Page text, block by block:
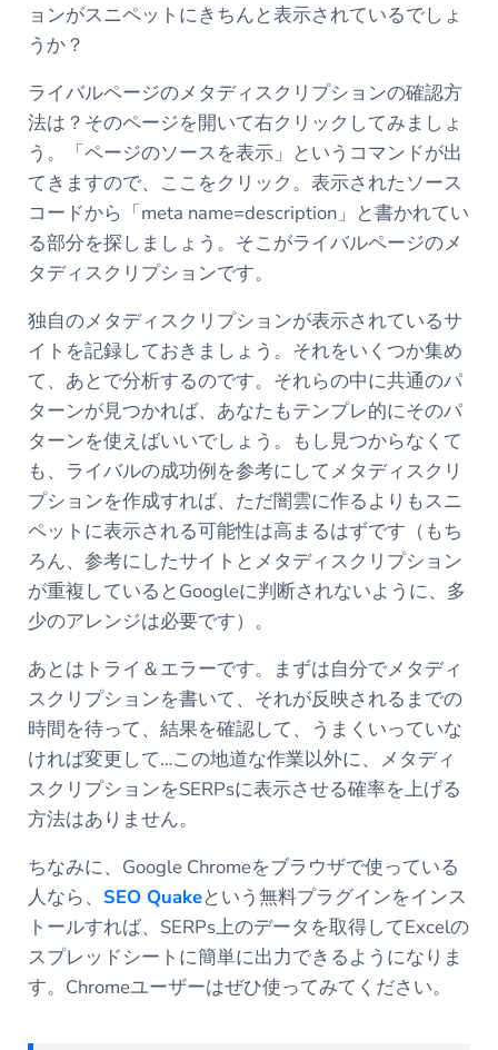
ョンがスニペットにきちんと表示されているでしょ
うか？
ライバルページのメタディスクリプションの確認方
法は？そのページを開いて右クリックしてみましょ
う。「ページのソースを表示」というコマンドが出
てきますので、ここをクリック。表示されたソース
コードから「meta name=description」と書かれてい
る部分を探しましょう。そこがライバルページのメ
タディスクリプションです。
独自のメタディスクリプションが表示されているサ
イトを記録しておきましょう。それをいくつか集め
て、あとで分析するのです。それらの中に共通のパ
ターンが見つかれば、あなたもテンプレ的にそのパ
ターンを使えばいいでしょう。もし見つからなくて
も、ライバルの成功例を参考にしてメタディスクリ
プションを作成すれば、ただ闇雲に作るよりもスニ
ペットに表示される可能性は高まるはずです（もち
ろん、参考にしたサイトとメタディスクリプション
が重複しているとGoogleに判断されないように、多
少のアレンジは必要です）。
あとはトライ＆エラーです。まずは自分でメタディ
スクリプションを書いて、それが反映されるまでの
時間を待って、結果を確認して、うまくいっていな
ければ変更して…この地道な作業以外に、メタディ
スクリプションをSERPsに表示させる確率を上げる
方法はありません。
ちなみに、Google Chromeをブラウザで使っている
人なら、 SEO Quakeという無料プラグインをインス
トールすれば、SERPs上のデータを取得してExcelの
スプレッドシートに簡単に出力できるようになりま
す。Chromeユーザーはぜひ使ってみてください。